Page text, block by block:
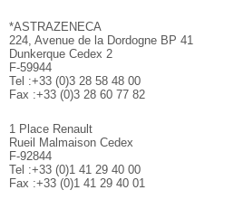
*ASTRAZENECA
224, Avenue de la Dordogne BP 41
Dunkerque Cedex 2
F-59944
Tel :+33 (0)3 28 58 48 00
Fax :+33 (0)3 28 60 77 82
1 Place Renault
Rueil Malmaison Cedex
F-92844
Tel :+33 (0)1 41 29 40 00
Fax :+33 (0)1 41 29 40 01